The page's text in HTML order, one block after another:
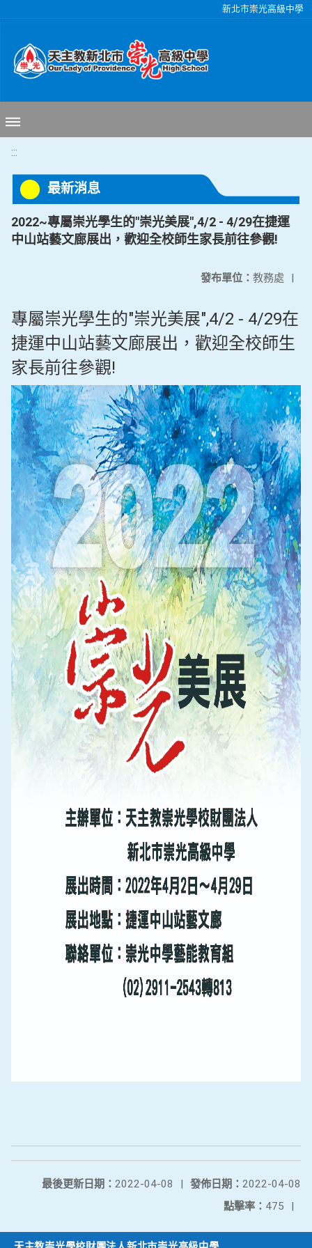
新北市崇光高級中學
:::
最新消息
2022~專屬崇光學生的"崇光美展",4/2 - 4/29在捷運
中山站藝文廊展出，歡迎全校師生家長前往參觀!
發布單位： 教務處 |
專屬崇光學生的"崇光美展",4/2 - 4/29在
捷運中山站藝文廊展出，歡迎全校師生
家長前往參觀!
發佈日期： 2022-04-08
最後更新日期： 2022-04-08
|
點擊率： 475 |